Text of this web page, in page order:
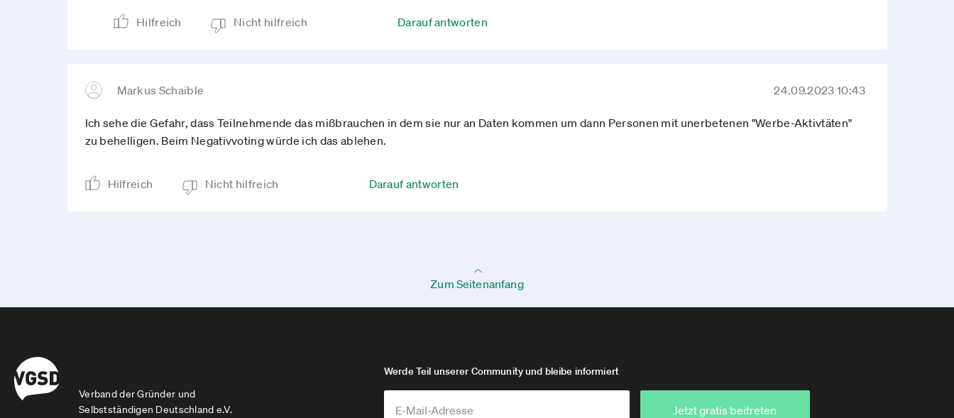
Hilfreich Nicht hilfreich Darauf antworten
Markus Schaible 24.09.2023 10:43
Ich sehe die Gefahr, dass Teilnehmende das mißbrauchen in dem sie nur an Daten kommen um dann Personen mit unerbetenen "Werbe-Aktivtäten"
zu behelligen. Beim Negativvoting würde ich das ablehen.
Hilfreich Nicht hilfreich Darauf antworten
Zum Seitenanfang
Verband der Gründer und
Selbstständigen Deutschland e.V.
Werde Teil unserer Community und bleibe informiert
Jetzt gratis beitreten